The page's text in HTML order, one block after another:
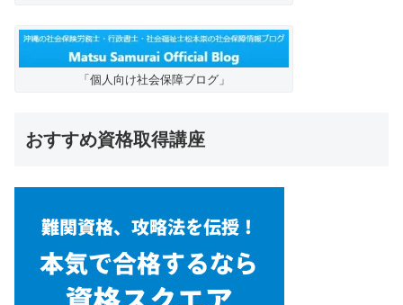
「個人向け社会保障ブログ」
おすすめ資格取得講座